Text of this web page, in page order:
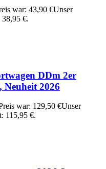
war: 43,90 €Unser
€.
DDm 2er
2026
war: 129,50 €Unser
115,95 €.